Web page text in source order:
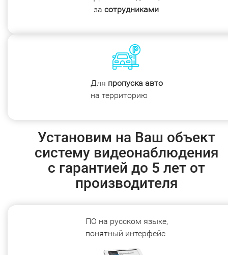
за сотрудниками
Для пропуска авто
на территорию
Установим на Ваш объект
систему видеонаблюдения
с гарантией до 5 лет от
производителя
ПО на русском языке,
понятный интерфейс